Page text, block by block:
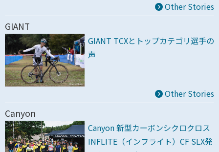
Other Stories
GIANT
GIANT TCXとトップカテゴリ選手の
声
Other Stories
Canyon
Canyon 新型カーボンシクロクロス
INFLITE（インフライト）CF SLX発